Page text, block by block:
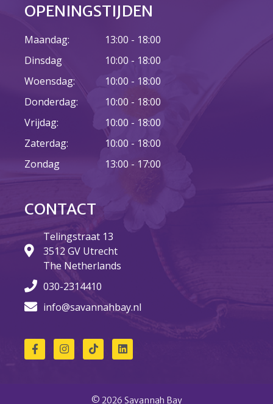
OPENINGSTIJDEN
Maandag:
Dinsdag
Woensdag:
Donderdag:
Vrijdag:
Zaterdag:
Zondag
13:00 - 18:00
10:00 - 18:00
10:00 - 18:00
10:00 - 18:00
10:00 - 18:00
10:00 - 18:00
13:00 - 17:00
CONTACT
Telingstraat 13
3512 GV Utrecht
The Netherlands
030-2314410
info@savannahbay.nl
© 2026 Savannah Bay